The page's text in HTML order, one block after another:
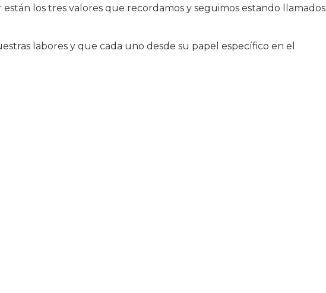
los tres valores que recordamos y seguimos estando llamados
labores y que cada uno desde su papel específico en el